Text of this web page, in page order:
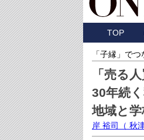
TOP
「子縁」で
「売る
30年続
地域と
岸 裕司 （ 秋